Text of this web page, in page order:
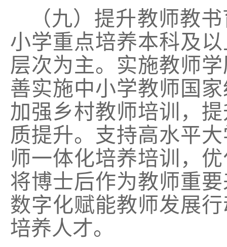
（九）提升教师教
小学重点培养本科及
层次为主。实施教师
善实施中小学教师国
加强乡村教师培训，
质提升。支持高水平
师一体化培养培训，
将博士后作为教师重
数字化赋能教师发展
培养人才。